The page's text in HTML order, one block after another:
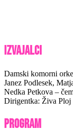
Izvajalci
Damski komorni
Janez Podlesek,
Nedka Petkova –
Dirigentka: Živa Ploj
Program